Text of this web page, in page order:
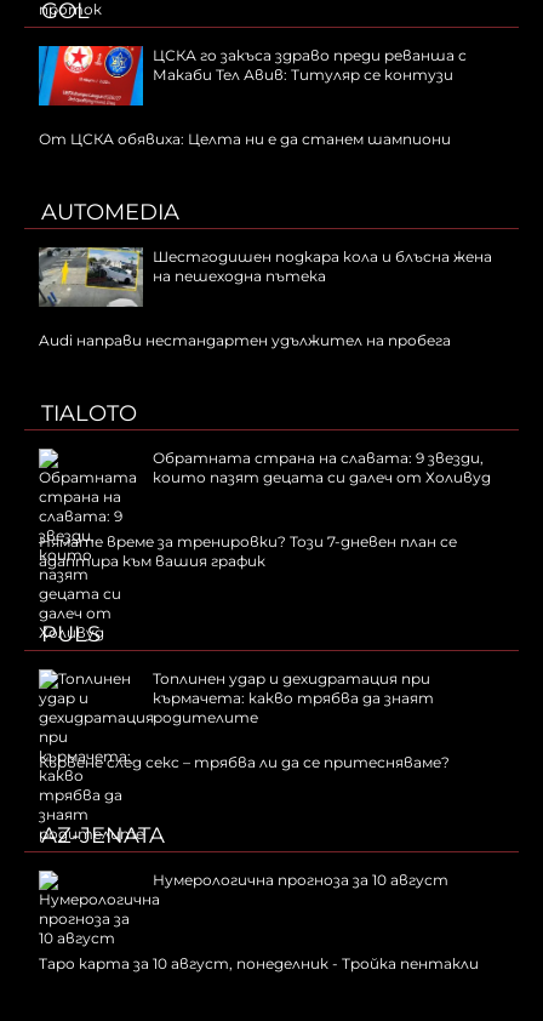
GOL
ЦСКА го закъса здраво преди реванша с
Макаби Тел Авив: Титуляр се контузи
От ЦСКА обявиха: Целта ни е да станем шампиони
AUTOMEDIA
Шестгодишен подкара кола и блъсна жена
на пешеходна пътека
Audi направи нестандартен удължител на пробега
TIALOTO
Обратната страна на славата: 9 звезди,
които пазят децата си далеч от Холивуд
Нямате време за тренировки? Този 7-дневен план се
адаптира към вашия график
PULS
Топлинен удар и дехидратация при
кърмачета: какво трябва да знаят
родителите
Кървене след секс – трябва ли да се притесняваме?
AZ-JENATA
Нумерологична прогноза за 10 август
Таро карта за 10 август, понеделник - Тройка пентакли